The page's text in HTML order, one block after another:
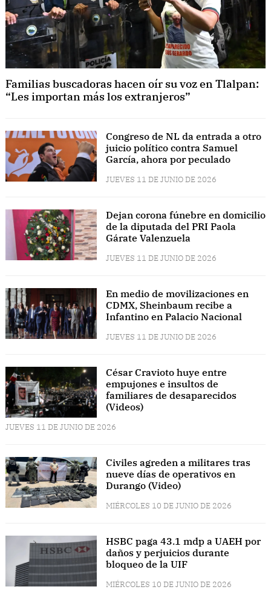
Familias buscadoras hacen oír su voz en Tlalpan:
“Les importan más los extranjeros”
Congreso de NL da entrada a otro
juicio político contra Samuel
García, ahora por peculado
JUEVES 11 DE JUNIO DE 2026
Dejan corona fúnebre en domicilio
de la diputada del PRI Paola
Gárate Valenzuela
JUEVES 11 DE JUNIO DE 2026
En medio de movilizaciones en
CDMX, Sheinbaum recibe a
Infantino en Palacio Nacional
JUEVES 11 DE JUNIO DE 2026
César Cravioto huye entre
empujones e insultos de
familiares de desaparecidos
(Videos)
JUEVES 11 DE JUNIO DE 2026
Civiles agreden a militares tras
nueve días de operativos en
Durango (Video)
MIÉRCOLES 10 DE JUNIO DE 2026
HSBC paga 43.1 mdp a UAEH por
daños y perjuicios durante
bloqueo de la UIF
MIÉRCOLES 10 DE JUNIO DE 2026